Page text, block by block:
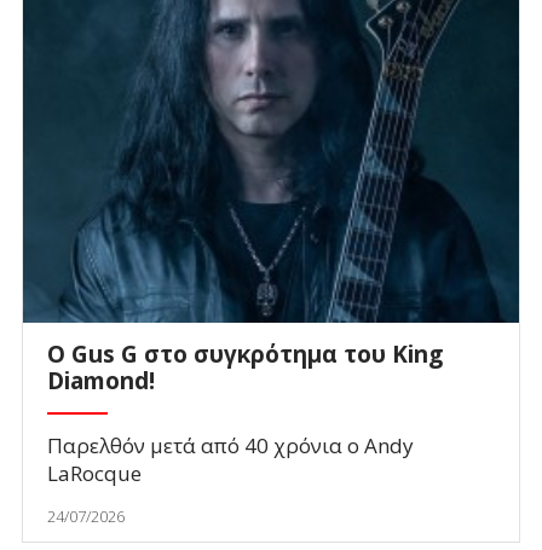
O Gus G στο συγκρότημα του King
Diamond!
Παρελθόν μετά από 40 χρόνια ο Andy
LaRocque
24/07/2026